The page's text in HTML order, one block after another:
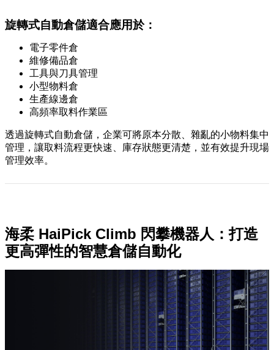
旋轉式自動倉儲適合應用於：
電子零件倉
維修備品倉
工具與刀具管理
小型物料倉
生產線邊倉
高頻率取料作業區
透過旋轉式自動倉儲，企業可將原本分散、雜亂的小物料集中
管理，讓取料流程更快速、庫存狀態更清楚，並有效提升現場
管理效率。
海柔 HaiPick Climb 閃攀機器人：打造
更高彈性的智慧倉儲自動化